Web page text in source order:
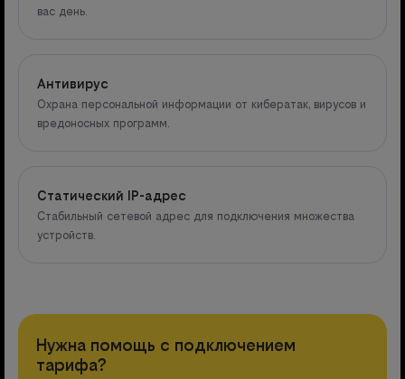
вас день.
Антивирус
Охрана персональной информации от кибератак, вирусов и
вредоносных программ.
Статический IP-адрес
Стабильный сетевой адрес для подключения множества
устройств.
Нужна помощь с подключением
тарифа?